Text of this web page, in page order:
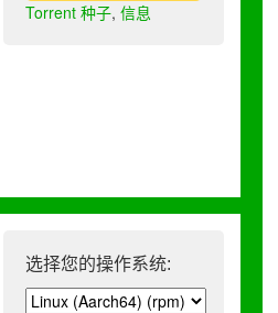
Torrent 种子, 信息
选择您的操作系统: